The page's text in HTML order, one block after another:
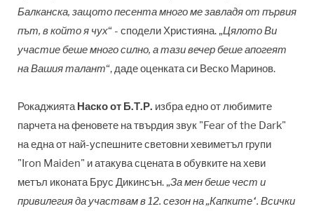
Балканска, защото песента много ме завладя от първия
път, в който я чух“ - сподели Християна. „Цялото Ви
участие беше много силно, а тази вечер беше апогеят
на Вашия талант“, даде оценката си Веско Маринов.
РокаджиятаНаско от Б.Т.Р. избра едно от любимите
парчета на феновете на твърдия звук "Fear of the Dark"
на една от най-успешните световни хевиметъл групи
"Iron Maiden" и атакува сцената в обувките на хеви
метъл иконата Брус Дикинсън. „За мен беше чест и
привилегия да участвам в 12. сезон на „Капките“. Всички